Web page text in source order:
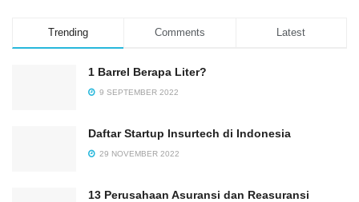
Trending Comments Latest
1 Barrel Berapa Liter?
9 SEPTEMBER 2022
Daftar Startup Insurtech di Indonesia
29 NOVEMBER 2022
13 Perusahaan Asuransi dan Reasuransi